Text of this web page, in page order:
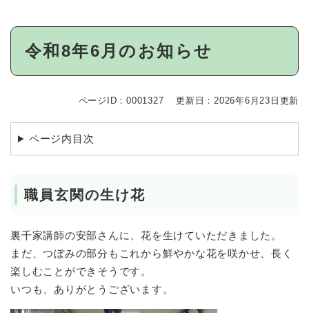
本
令和8年6月のお知らせ
ページID：0001327 更新日：2026年6月23日更新
ページ内目次
職員玄関の生け花​
​裏千家講師の安部さんに、花を生けていただきました。
まだ、つぼみの部分もこれから鮮やかな花を咲かせ、長く
楽しむことができそうです。
いつも、ありがとうございます。